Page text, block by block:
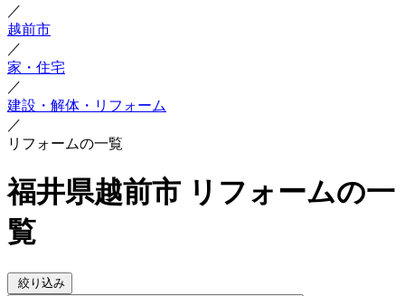
／
越前市
／
家・住宅
／
建設・解体・リフォーム
／
リフォームの一覧
福井県越前市 リフォームの一
覧
絞り込み